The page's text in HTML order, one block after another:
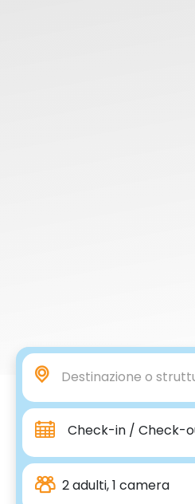
Destinazione o
Check-in / Check-
2 adulti, 1 camera